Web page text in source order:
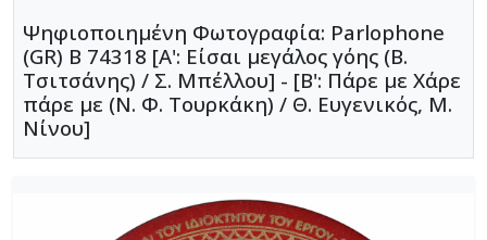
Ψηφιοποιημένη Φωτογραφία: Parlophone
(GR) Β 74318 [Α': Είσαι μεγάλος γόης (Β.
Τσιτσάνης) / Σ. Μπέλλου] - [Β': Πάρε με Χάρε
πάρε με (Ν. Φ. Τουρκάκη) / Θ. Ευγενικός, Μ.
Νίνου]